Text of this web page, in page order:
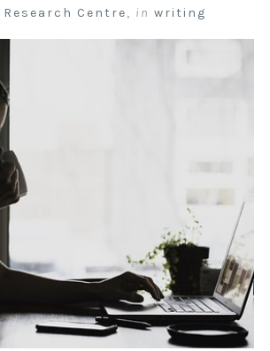
Research Centre, in writing